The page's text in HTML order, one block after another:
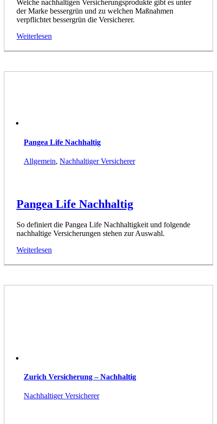
Welche nachhaltigen Versicherungsprodukte gibt es unter
der Marke bessergrün und zu welchen Maßnahmen
verpflichtet bessergrün die Versicherer.
Weiterlesen
Pangea Life Nachhaltig
Allgemein, Nachhaltiger Versicherer
Pangea Life Nachhaltig
So definiert die Pangea Life Nachhaltigkeit und folgende
nachhaltige Versicherungen stehen zur Auswahl.
Weiterlesen
Zurich Versicherung – Nachhaltig
Nachhaltiger Versicherer